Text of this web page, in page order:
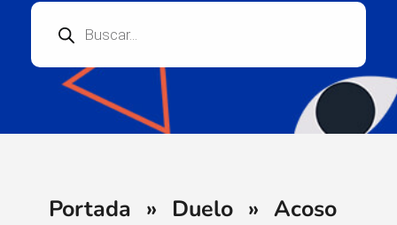
Portada » Duelo » Acoso